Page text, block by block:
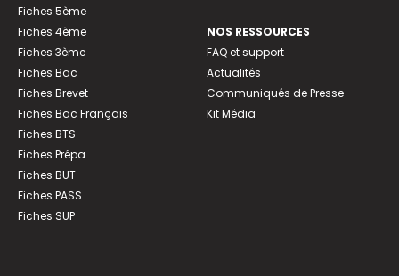
Fiches 5ème
Fiches 4ème
Fiches 3ème
Fiches Bac
Fiches Brevet
Fiches Bac Français
Fiches BTS
Fiches Prépa
Fiches BUT
Fiches PASS
Fiches SUP
NOS RESSOURCES
FAQ et support
Actualités
Communiqués de Presse
Kit Média